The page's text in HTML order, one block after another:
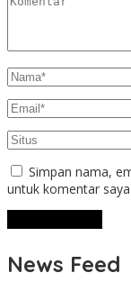
Simpan nama,
untuk komentar
News Feed